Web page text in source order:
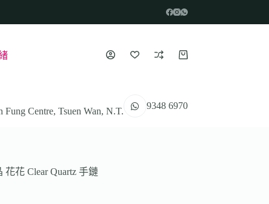
Fung Centre, Tsuen Wan, N.T.
9348 6970
花花 Clear Quartz 手鏈